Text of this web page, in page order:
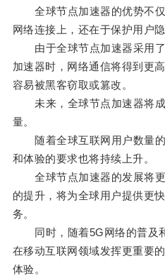
全球节点加速器的优势不仅
网络连接上，还在于保护用户隐
由于全球节点加速器采用了
加速器时，网络通信将得到更
容易被黑客窃取或篡改。
未来，全球节点加速器将成
量。
随着全球互联网用户数量的
和体验的要求也将持续上升。
全球节点加速器的发展将更
的提升，将为全球用户提供更
务。
同时，随着5G网络的普及
在移动互联网领域发挥更重要
体验。